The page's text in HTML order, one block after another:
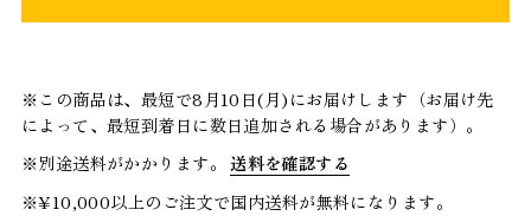
※この商品は、最短で8月10日(月)にお届けします（お届け先
によって、最短到着日に数日追加される場合があります）。
※別途送料がかかります。 送料を確認する
※¥10,000以上のご注文で国内送料が無料になります。